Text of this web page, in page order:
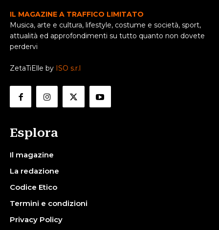
IL MAGAZINE A TRAFFICO LIMITATO
Musica, arte e cultura, lifestyle, costume e società, sport,
attualità ed approfondimenti su tutto quanto non dovete
perdervi
ZetaTiElle by ISO s.r.l
Esplora
Il magazine
La redazione
Codice Etico
Termini e condizioni
Privacy Policy